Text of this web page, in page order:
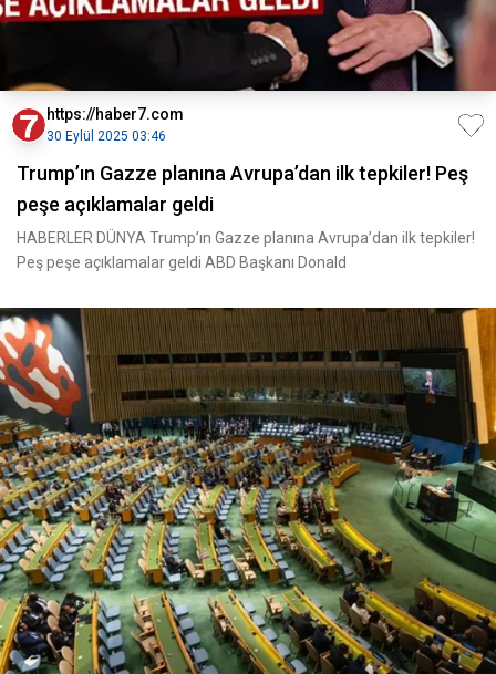
https://haber7.com
30 Eylül 2025 03:46
Trump’ın Gazze planına Avrupa’dan ilk tepkiler! Peş
peşe açıklamalar geldi
HABERLER DÜNYA Trump’ın Gazze planına Avrupa’dan ilk tepkiler!
Peş peşe açıklamalar geldi ABD Başkanı Donald